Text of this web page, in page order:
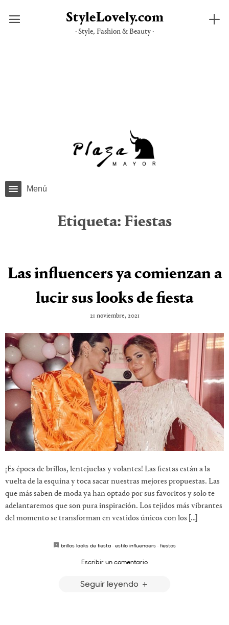
StyleLovely.com
· Style, Fashion & Beauty ·
Menú
Etiqueta: Fiestas
Las influencers ya comienzan a
lucir sus looks de fiesta
21 noviembre, 2021
¡Es época de brillos, lentejuelas y volantes! Las fiestas están a la
vuelta de la esquina y toca sacar nuestras mejores propuestas. Las
que más saben de moda ya han optado por sus favoritos y solo te
adelantaremos que son pura inspiración. Los tejidos más vibrantes
del momento se transforman en vestidos únicos con los […]
brillos looks de fiesta · estilo influencers · fiestas
Escribir un comentario
Seguir leyendo